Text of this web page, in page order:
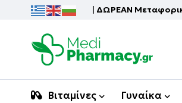
| ΔΩΡΕΑΝ
Βιταμίνες Γυναίκα